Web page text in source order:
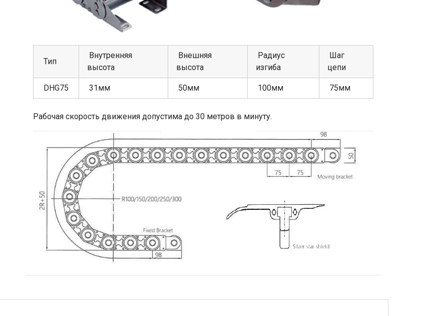
Тип
Внутренняя
высота
Внешняя
высота
Радиус
изгиба
Шаг
цепи
DHG75 31мм 50мм 100мм 75мм
Рабочая скорость движения допустима до 30 метров в минуту.